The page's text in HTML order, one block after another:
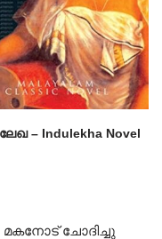
– Indulekha Novel
ചോദിച്ചു